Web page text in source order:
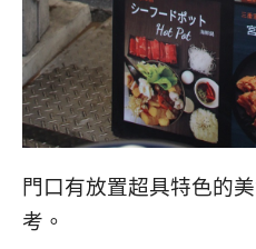
門口有放置超具特色的
考。